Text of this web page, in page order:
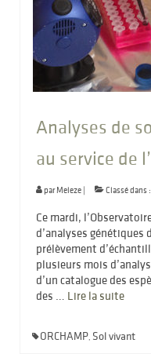
Analyses de
au service de
parMeleze | Classé dans :
Ce mardi,
d’analyses génétiques
prélèvement
plusieurs mois
d’un catalogue des
des … Lire la suite­­
ORCHAMP, Sol vivant